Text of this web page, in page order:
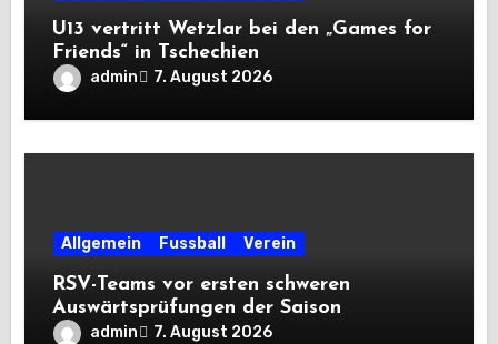
U13 vertritt Wetzlar bei den „Games for
Friends“ in Tschechien
admin 7. August 2026
Allgemein Fussball Verein
RSV-Teams vor ersten schweren
Auswärtsprüfungen der Saison
admin 7. August 2026